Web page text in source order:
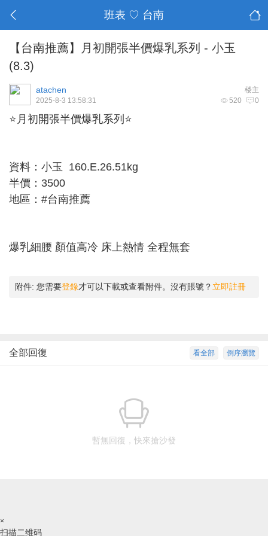
班表 ♡ 台南
【台南推薦】月初開張半價爆乳系列 - 小玉
(8.3)
楼主
atachen
520 0
2025-8-3 13:58:31
⭐月初開張半價爆乳系列⭐
資料：小玉 160.E.26.51kg
半價：3500
地區：#台南推薦
爆乳細腰 顏值高冷 床上熱情 全程無套
附件: 您需要登錄才可以下載或查看附件。沒有賬號？ 立即註冊
倒序瀏覽
看全部
全部回復
暫無回復，快來搶沙發
×
扫描二维码